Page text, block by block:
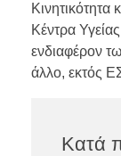
Κινητικότητα
Κέντρα
ενδιαφέρον
άλλο, εκτός
Κατά